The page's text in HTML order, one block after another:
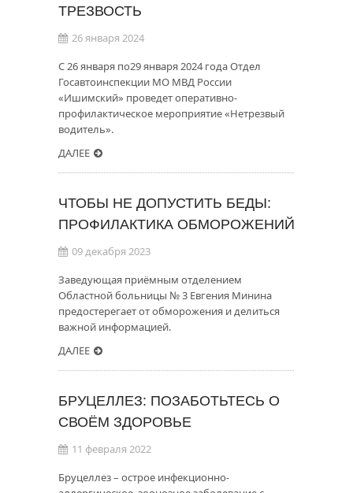
ТРЕЗВОСТЬ
26 января 2024
С 26 января по29 января 2024 года Отдел
Госавтоинспекции МО МВД России
«Ишимский» проведет оперативно-
профилактическое мероприятие «Нетрезвый
водитель».
ДАЛЕЕ
ЧТОБЫ НЕ ДОПУСТИТЬ БЕДЫ:
ПРОФИЛАКТИКА ОБМОРОЖЕНИЙ
09 декабря 2023
Заведующая приёмным отделением
Областной больницы № 3 Евгения Минина
предостерегает от обморожения и делиться
важной информацией.
ДАЛЕЕ
БРУЦЕЛЛЕЗ: ПОЗАБОТЬТЕСЬ О
СВОЁМ ЗДОРОВЬЕ
11 февраля 2022
Бруцеллез – острое инфекционно-